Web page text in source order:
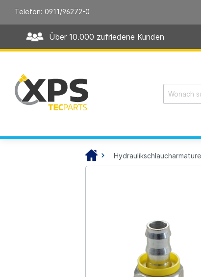
Telefon: 0911/96272-0
Über 10.000 zufriedene Kunden